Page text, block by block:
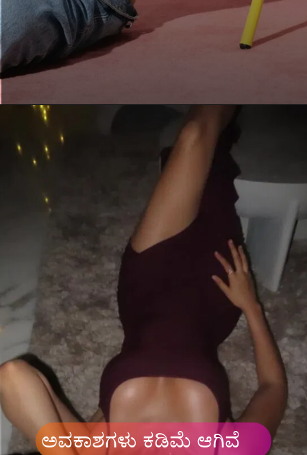
ಅವಕಾಶಗಳು ಕಡಿಮೆ ಆಗಿವೆ